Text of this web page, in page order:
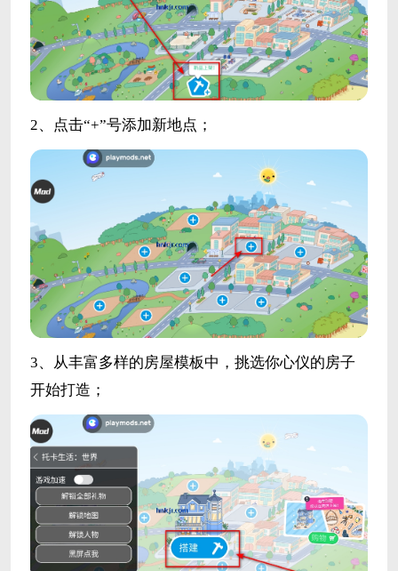
2、点击“+”号添加新地点；
3、从丰富多样的房屋模板中，挑选你心仪的房子
开始打造；